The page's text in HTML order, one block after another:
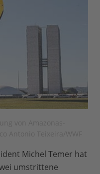
Michel Temer hat
umstrittene